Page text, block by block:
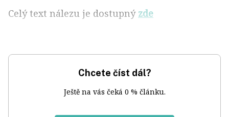
Celý text nálezu je dostupný zde
Chcete číst dál?
Ještě na vás čeká 0 % článku.